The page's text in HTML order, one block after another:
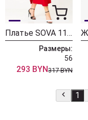
Платье SOVA 11284 красный
Размеры:
56
293 BYN317 BYN
1